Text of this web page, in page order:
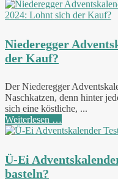
Niederegger
der Kauf?
Der Niederegger
Naschkatzen, denn hinter
sich eine köstliche, ...
Weiterlesen …
Ü-Ei
basteln?